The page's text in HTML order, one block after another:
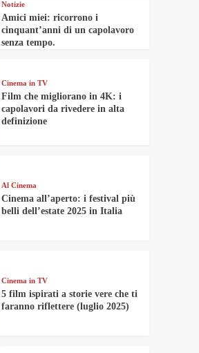
Notizie
Amici miei: ricorrono i
cinquant’anni di un capolavoro
senza tempo.
Cinema in TV
Film che migliorano in 4K: i
capolavori da rivedere in alta
definizione
Al Cinema
Cinema all’aperto: i festival più
belli dell’estate 2025 in Italia
Cinema in TV
5 film ispirati a storie vere che ti
faranno riflettere (luglio 2025)